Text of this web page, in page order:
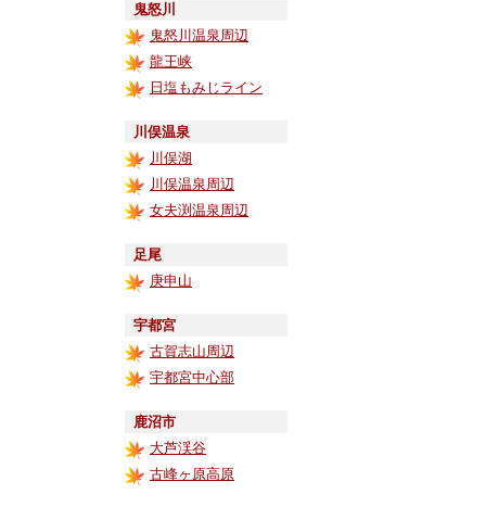
鬼怒川
鬼怒川温泉周辺
龍王峡
日塩もみじライン
川俣温泉
川俣湖
川俣温泉周辺
女夫渕温泉周辺
足尾
庚申山
宇都宮
古賀志山周辺
宇都宮中心部
鹿沼市
大芦渓谷
古峰ヶ原高原